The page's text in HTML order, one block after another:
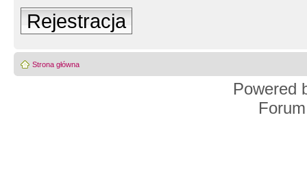
Rejestracja
Strona główna
Powered